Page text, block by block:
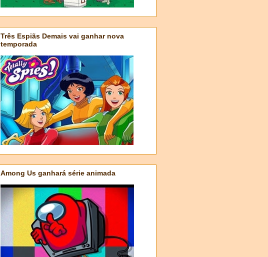
Três Espiãs Demais vai ganhar nova
temporada
Among Us ganhará série animada